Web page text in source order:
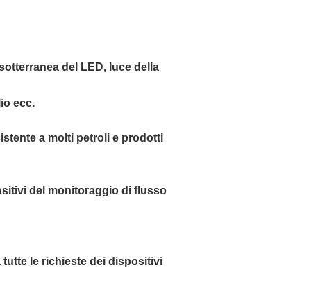
del LED, luce della
ecc.
a molti petroli e prodotti
del monitoraggio di flusso
tutte le richieste dei dispositivi